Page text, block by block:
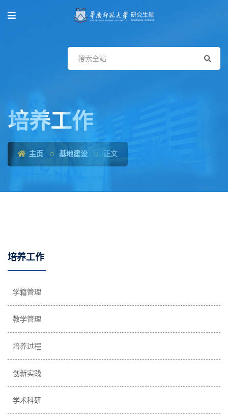
培养工作
主页 基地建设 正文
培养工作
学籍管理
教学管理
培养过程
创新实践
学术科研